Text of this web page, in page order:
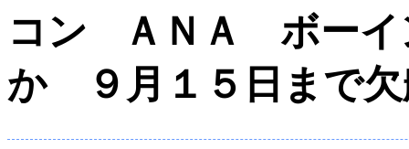
ＡＮＡ ボーイ
か ９月１５日まで欠